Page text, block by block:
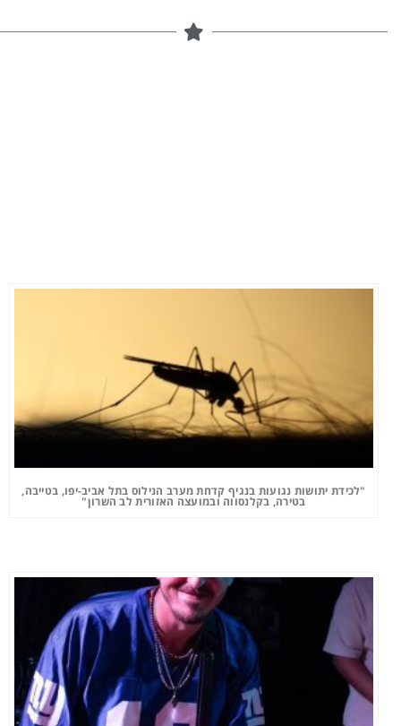
"לכידת יתושות נגועות בנגיף קדחת מערב הנילוס בתל אביב-יפו, בטייבה,
בטירה, בקלנסווה ובמועצה האזורית לב השרון"